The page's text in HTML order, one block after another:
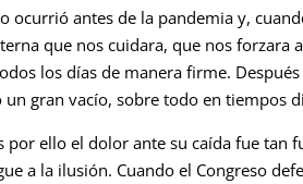
antes de la pandemia y, cuando
que nos cuidara, que nos forzara
los días de manera firme.
un gran vacío, sobre todo en tiempos
el dolor ante su caída fue tan
a la ilusión. Cuando el Congreso